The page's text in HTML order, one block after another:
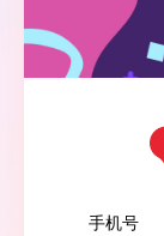
手机号